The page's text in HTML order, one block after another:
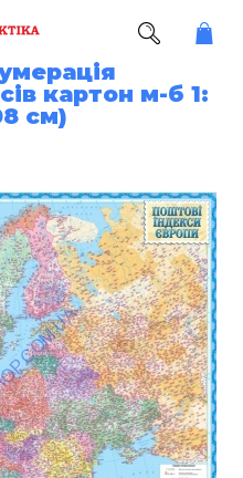
картон м-б 1:
см)